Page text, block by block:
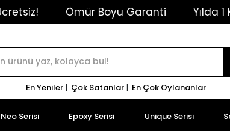
Ömür Boyu Garanti Yılda 1
En Yeniler | Çok Satanlar | En Çok Oylananlar
Neo Serisi Epoxy Serisi Unique Serisi